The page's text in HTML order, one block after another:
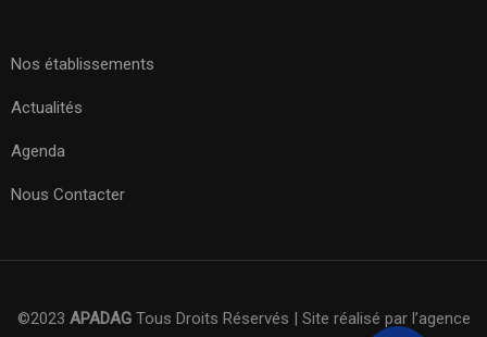
Nos établissements
Actualités
Agenda
Nous Contacter
©2023 APADAGTous Droits Réservés | Site réalisé par l’agence